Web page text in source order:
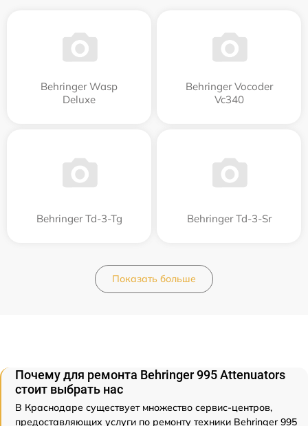
Behringer Wasp
Deluxe
Behringer Vocoder
Vc340
Behringer Td-3-Tg Behringer Td-3-Sr
Показать больше
Почему для ремонта Behringer 995 Attenuators
стоит выбрать нас
В Краснодаре существует множество сервис-центров,
предоставляющих услуги по ремонту техники Behringer 995